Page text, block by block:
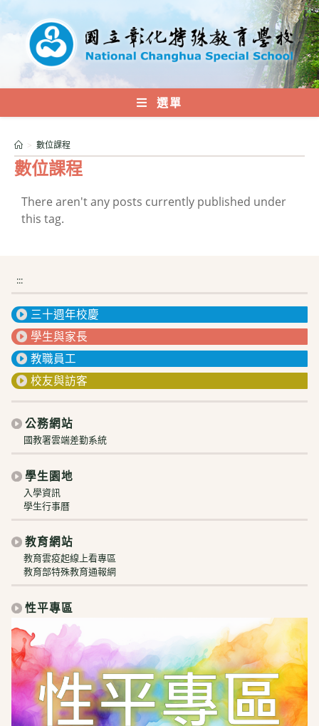
轉
內
選單
數位課程
> 數位課程
There aren't any posts currently published under
this tag.
:::
三十週年校慶
學生與家長
教職員工
校友與訪客
公務網站
國教署雲端差勤系統
學生園地
入學資訊
學生行事曆
教育網站
教育雲疫起線上看專區
教育部特殊教育通報網
性平專區